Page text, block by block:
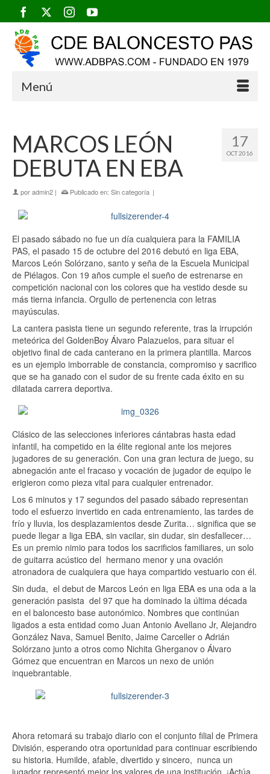
Menú
17
OCT 2016
MARCOS LEÓN
DEBUTA EN EBA
poradmin2 | Publicado en: Sin categoría |
El pasado sábado no fue un día cualquiera para la FAMILIA
PAS, el pasado 15 de octubre del 2016 debutó en liga EBA,
Marcos León Solórzano, santo y seña de la Escuela Municipal
de Piélagos. Con 19 años cumple el sueño de estrenarse en
competición nacional con los colores que ha vestido desde su
más tierna infancia. Orgullo de pertenencia con letras
mayúsculas.
La cantera pasista tiene un segundo referente, tras la irrupción
meteórica del GoldenBoy Álvaro Palazuelos, para situar el
objetivo final de cada canterano en la primera plantilla. Marcos
es un ejemplo imborrable de constancia, compromiso y sacrifico
que se ha ganado con el sudor de su frente cada éxito en su
dilatada carrera deportiva.
Clásico de las selecciones inferiores cántabras hasta edad
infantil, ha competido en la élite regional ante los mejores
jugadores de su generación. Con una gran lectura de juego, su
abnegación ante el fracaso y vocación de jugador de equipo le
erigieron como pieza vital para cualquier entrenador.
Los 6 minutos y 17 segundos del pasado sábado representan
todo el esfuerzo invertido en cada entrenamiento, las tardes de
frío y lluvia, los desplazamientos desde Zurita… significa que se
puede llegar a liga EBA, sin vacilar, sin dudar, sin desfallecer…
Es un premio nimio para todos los sacrificios familiares, un solo
de guitarra acústico del hermano menor y una ovación
atronadora de cualquiera que haya compartido vestuario con él.
Sin duda, el debut de Marcos León en liga EBA es una oda a la
generación pasista del 97 que ha dominado la última década
en el baloncesto base autonómico. Nombres que continúan
ligados a esta entidad como Juan Antonio Avellano Jr, Alejandro
González Nava, Samuel Benito, Jaime Carceller o Adrián
Solórzano junto a otros como Nichita Gherganov o Álvaro
Gómez que encuentran en Marcos un nexo de unión
inquebrantable.
Ahora retomará su trabajo diario con el conjunto filial de Primera
División, esperando otra oportunidad para continuar escribiendo
su historia. Humilde, afable, divertido y sincero, nunca un
jugador representó mejor los valores de una institución. ¡Actúa